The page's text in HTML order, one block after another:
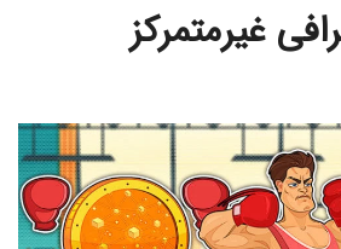
غیرمتمرکز